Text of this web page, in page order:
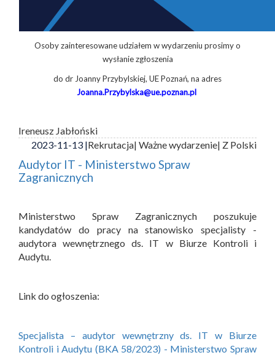
Osoby zainteresowane udziałem w wydarzeniu prosimy o
wysłanie zgłoszenia
do dr Joanny Przybylskiej, UE Poznań, na adres
Joanna.Przybylska@ue.poznan.pl
Ireneusz Jabłoński
2023-11-13 |Rekrutacja| Ważne wydarzenie| Z Polski
Audytor IT - Ministerstwo Spraw
Zagranicznych
Ministerstwo Spraw Zagranicznych poszukuje
kandydatów do pracy na stanowisko specjalisty -
audytora wewnętrznego ds. IT w Biurze Kontroli i
Audytu.
Link do ogłoszenia:
Specjalista – audytor wewnętrzny ds. IT w Biurze
Kontroli i Audytu (BKA 58/2023) - Ministerstwo Spraw